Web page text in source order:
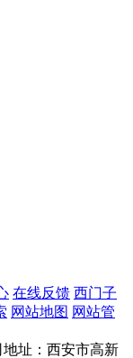
在线反馈 西门子
网站地图 网站管
地址：西安市高新